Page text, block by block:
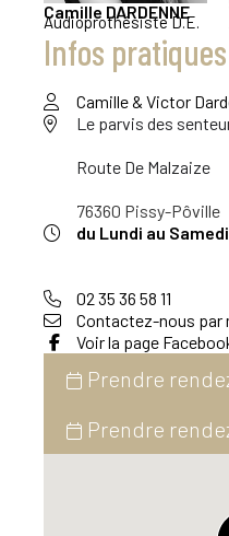
Camille DARDENNE
Audioprothésiste D.E.
Infos pratiques
Camille & Victor
Le parvis des
Route De Malzaize
76360 Pissy-Pôville
du Lundi au
02 35 36 58 11
Contactez-nous par
Voir la page
Prendre
Prendre